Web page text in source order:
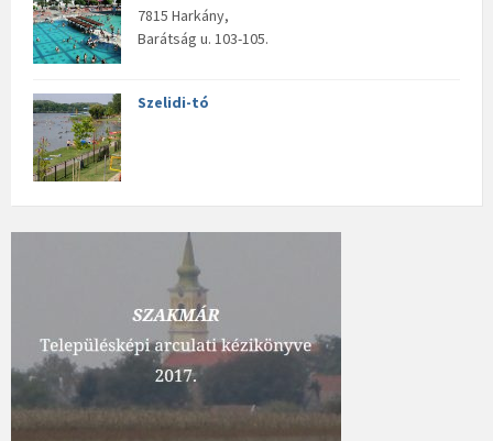
7815 Harkány,
Barátság u. 103-105.
Szelidi-tó